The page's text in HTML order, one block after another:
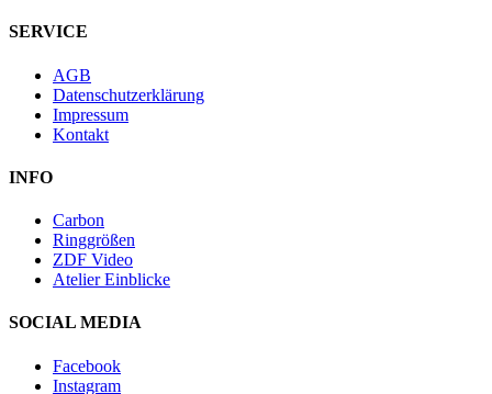
SERVICE
AGB
Datenschutzerklärung
Impressum
Kontakt
INFO
Carbon
Ringgrößen
ZDF Video
Atelier Einblicke
SOCIAL MEDIA
Facebook
Instagram